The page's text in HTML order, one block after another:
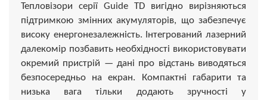
Тепловізори серії Guide TD вигідно вирізняються
підтримкою змінних акумуляторів, що забезпечує
високу енергонезалежність. Інтегрований лазерний
далекомір позбавить необхідності використовувати
окремий пристрій — дані про відстань виводяться
безпосередньо на екран. Компактні габарити та
низька вага тільки додають зручності у